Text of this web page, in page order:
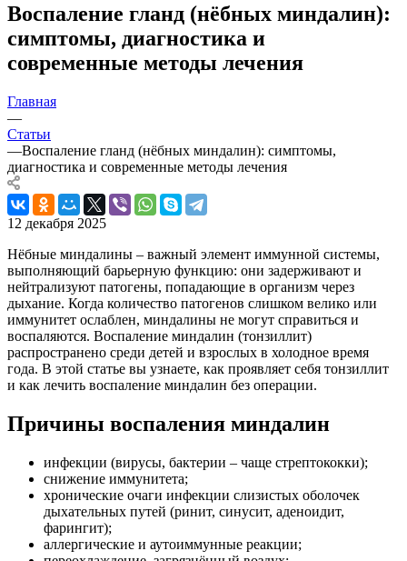
Воспаление гланд (нёбных миндалин):
симптомы, диагностика и
современные методы лечения
Главная
—
Статьи
—Воспаление гланд (нёбных миндалин): симптомы,
диагностика и современные методы лечения
12 декабря 2025
Нёбные миндалины – важный элемент иммунной системы,
выполняющий барьерную функцию: они задерживают и
нейтрализуют патогены, попадающие в организм через
дыхание. Когда количество патогенов слишком велико или
иммунитет ослаблен, миндалины не могут справиться и
воспаляются. Воспаление миндалин (тонзиллит)
распространено среди детей и взрослых в холодное время
года. В этой статье вы узнаете, как проявляет себя тонзиллит
и как лечить воспаление миндалин без операции.
Причины воспаления миндалин
инфекции (вирусы, бактерии – чаще стрептококки);
снижение иммунитета;
хронические очаги инфекции слизистых оболочек
дыхательных путей (ринит, синусит, аденоидит,
фарингит);
аллергические и аутоиммунные реакции;